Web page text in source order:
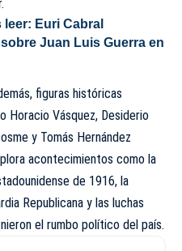
leer: Euri Cabral
Juan Luis Guerra en
figuras históricas
Horacio Vásquez, Desiderio
y Tomás Hernández
acontecimientos como la
de 1916, la
Republicana y las luchas
el rumbo político del país.